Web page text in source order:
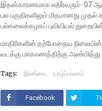
இதன்காரணமாக எதிர்வரும்- 07
பல பகுதிகளிலும் மிதமானது
பல்கலைக்கழகப் புவியியல்
மாதிரிகளின் தற்போதைய
வடக்கு மாகாணத்திற்கு அண்மித்து
Tags: இலங்கை. யாழ்ப்பாணம்
Facebook